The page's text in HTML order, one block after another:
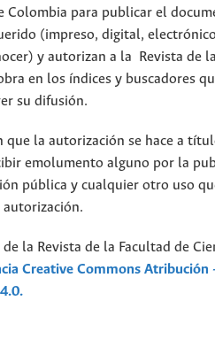
Colombia para publicar el
(impreso, digital,
y autorizan a la Revista de
en los índices y buscadores
su difusión.
la autorización se hace a
emolumento alguno por la
pública y cualquier otro uso
la Revista de la Facultad de
Creative Commons Atribución